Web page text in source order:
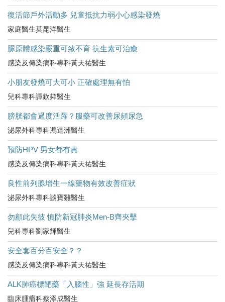
復活節戶外活動多 兒童抵抗力弱小心感染發燒
家庭醫生莫昆洋醫生
脲原體感染嚴重可致不育 抗生素可治癒
感染及傳染病科專科黃天祐醫生
小朋友發燒可大可小 正確處理無有怕
兒科專科譚欽粦醫生
膀胱都會過度活躍？服藥可改善尿頻尿急
泌尿外科專科馮達洲醫生
預防HPV 男女都有責
感染及傳染病科專科黃天祐醫生
良性前列腺增生一線藥物有效改善症狀
泌尿外科專科談寶雛醫生
勿顧此失彼 慎防新冠肺炎Men-B齊夾擊
兒科專科劉家輝醫生
安全套百分百安全？？
感染及傳染病科專科黃天祐醫生
ALK肺癌標靶藥「入腦性」強 延長存活期
臨床腫瘤科蔡添成醫生